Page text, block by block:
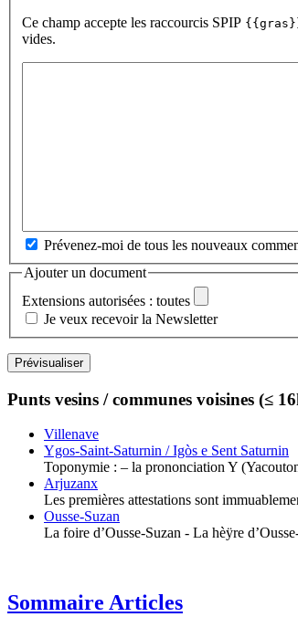
Ce champ accepte les raccourcis SPIP
vides.
Prévenez-moi de tous les nouveaux
Ajouter un document
Extensions autorisées : toutes
Je veux recevoir la Newsletter
Punts vesins / communes voisines (≤
Villenave
Ygos-Saint-Saturnin / Igòs e Sent Saturnin
Toponymie : – la prononciation Y
Arjuzanx
Les premières attestations sont
Ousse-Suzan
La foire d’Ousse-Suzan - La hèÿre
Sommaire Articles